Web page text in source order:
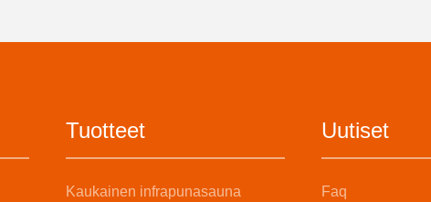
Tuotteet
Kaukainen infrapunasauna
Uutiset
Faq